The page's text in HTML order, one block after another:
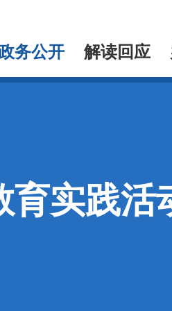
务公开 解读回应
育实践活